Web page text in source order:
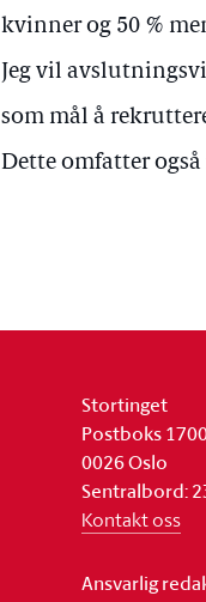
kvinner og 50 %
Jeg vil
som mål å
Dette omfatter
Stortinget
Postboks
0026 Oslo
Sentralbord:
Kontakt oss
Ansvarlig